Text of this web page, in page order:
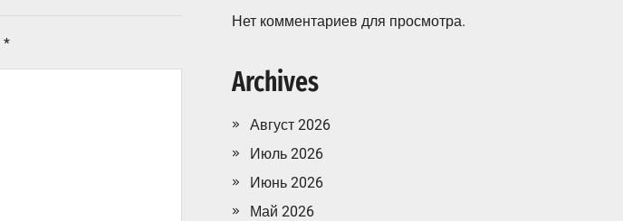
*
Нет комментариев для просмотра.
Archives
Август 2026
Июль 2026
Июнь 2026
Май 2026